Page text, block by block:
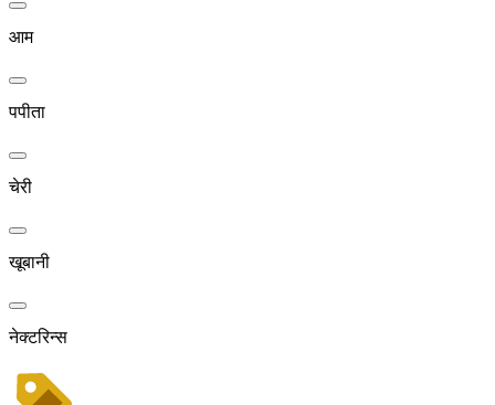
आम
पपीता
चेरी
खूबानी
नेक्टरिन्स